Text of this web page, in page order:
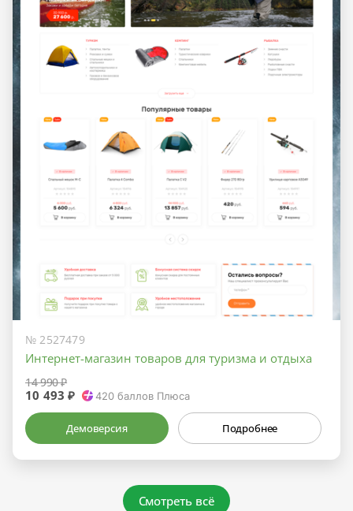
№ 2527479
Интернет-магазин товаров для туризма и отдыха
14 990 ₽
10 493 ₽ 420баллов Плюса
Демоверсия Подробнее
Смотреть всё